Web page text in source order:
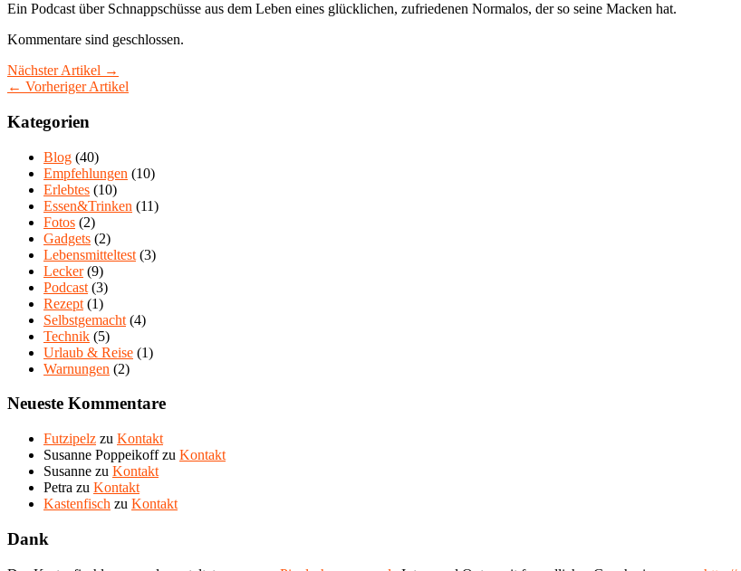
Ein Podcast über Schnappschüsse aus dem Leben eines glücklichen, zufriedenen Normalos, der so seine Macken hat.
Kommentare sind geschlossen.
Nächster Artikel →
← Vorheriger Artikel
Kategorien
Blog (40)
Empfehlungen (10)
Erlebtes (10)
Essen&Trinken (11)
Fotos (2)
Gadgets (2)
Lebensmitteltest (3)
Lecker(9)
Podcast (3)
Rezept (1)
Selbstgemacht (4)
Technik (5)
Urlaub & Reise (1)
Warnungen (2)
Neueste Kommentare
Futzipelz zu Kontakt
Susanne Poppeikoffzu Kontakt
Susanne zu Kontakt
Petra zu Kontakt
Kastenfisch zu Kontakt
Dank